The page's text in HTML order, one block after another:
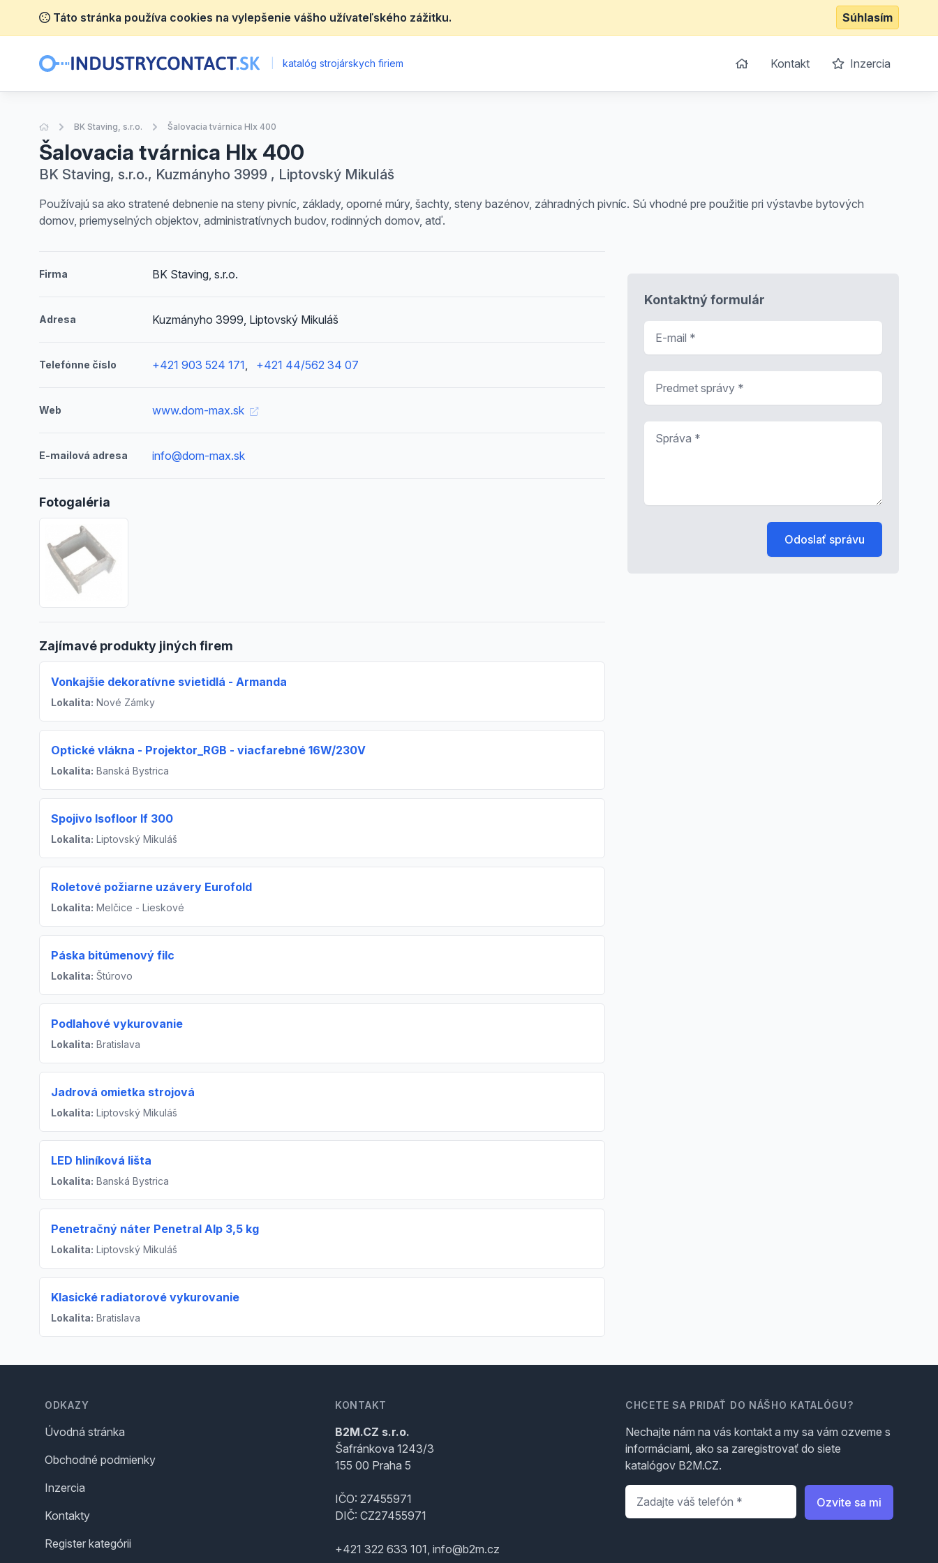
Táto stránka používa cookies na vylepšenie vášho užívateľského zážitku. Súhlasím
katalóg strojárskych firiem Kontakt Inzercia
Úvodná stránka
BK Staving, s.r.o. Šalovacia tvárnica Hlx 400
Šalovacia tvárnica Hlx 400
BK Staving, s.r.o., Kuzmányho 3999 , Liptovský Mikuláš
Používajú sa ako stratené debnenie na steny pivníc, základy, oporné múry, šachty, steny bazénov, záhradných pivníc. Sú vhodné pre použitie pri výstavbe bytových
domov, priemyselných objektov, administratívnych budov, rodinných domov, atď.
Firma BK Staving, s.r.o.
Adresa Kuzmányho 3999, Liptovský Mikuláš
Telefónne číslo +421 903 524 171, +421 44/562 34 07
Web www.dom-max.sk
E-mailová adresa info@dom-max.sk
Fotogaléria
Zajímavé produkty jiných firem
Vonkajšie dekoratívne svietidlá - Armanda
Lokalita: Nové Zámky
Optické vlákna - Projektor_RGB - viacfarebné 16W/230V
Lokalita: Banská Bystrica
Spojivo Isofloor If 300
Lokalita: Liptovský Mikuláš
Roletové požiarne uzávery Eurofold
Lokalita: Melčice - Lieskové
Páska bitúmenový filc
Lokalita: Štúrovo
Podlahové vykurovanie
Lokalita: Bratislava
Jadrová omietka strojová
Lokalita: Liptovský Mikuláš
LED hliníková lišta
Lokalita: Banská Bystrica
Penetračný náter Penetral Alp 3,5 kg
Lokalita: Liptovský Mikuláš
Klasické radiatorové vykurovanie
Lokalita: Bratislava
Kontaktný formulár
Odoslať správu
ODKAZY
Úvodná stránka
Obchodné podmienky
Inzercia
Kontakty
Register kategórii
KONTAKT
B2M.CZ s.r.o.
Šafránkova 1243/3
155 00 Praha 5
IČO: 27455971
DIČ: CZ27455971
+421 322 633 101, info@b2m.cz
CHCETE SA PRIDAŤ DO NÁŠHO KATALÓGU?
Nechajte nám na vás kontakt a my sa vám ozveme s
informáciami, ako sa zaregistrovať do siete
katalógov B2M.CZ.
Telefón
Ozvite sa mi